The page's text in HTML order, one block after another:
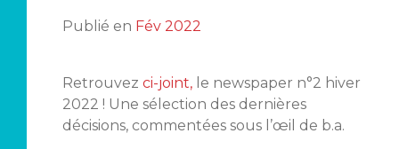
Publié en Fév 2022
Retrouvez ci-joint,le newspaper n°2 hiver
2022 ! Une sélection des dernières
décisions, commentées sous l’œil de b.a.